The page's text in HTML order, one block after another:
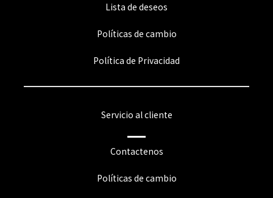
Lista de deseos
Políticas de cambio
Política de Privacidad
Servicio al cliente
Contactenos
Políticas de cambio